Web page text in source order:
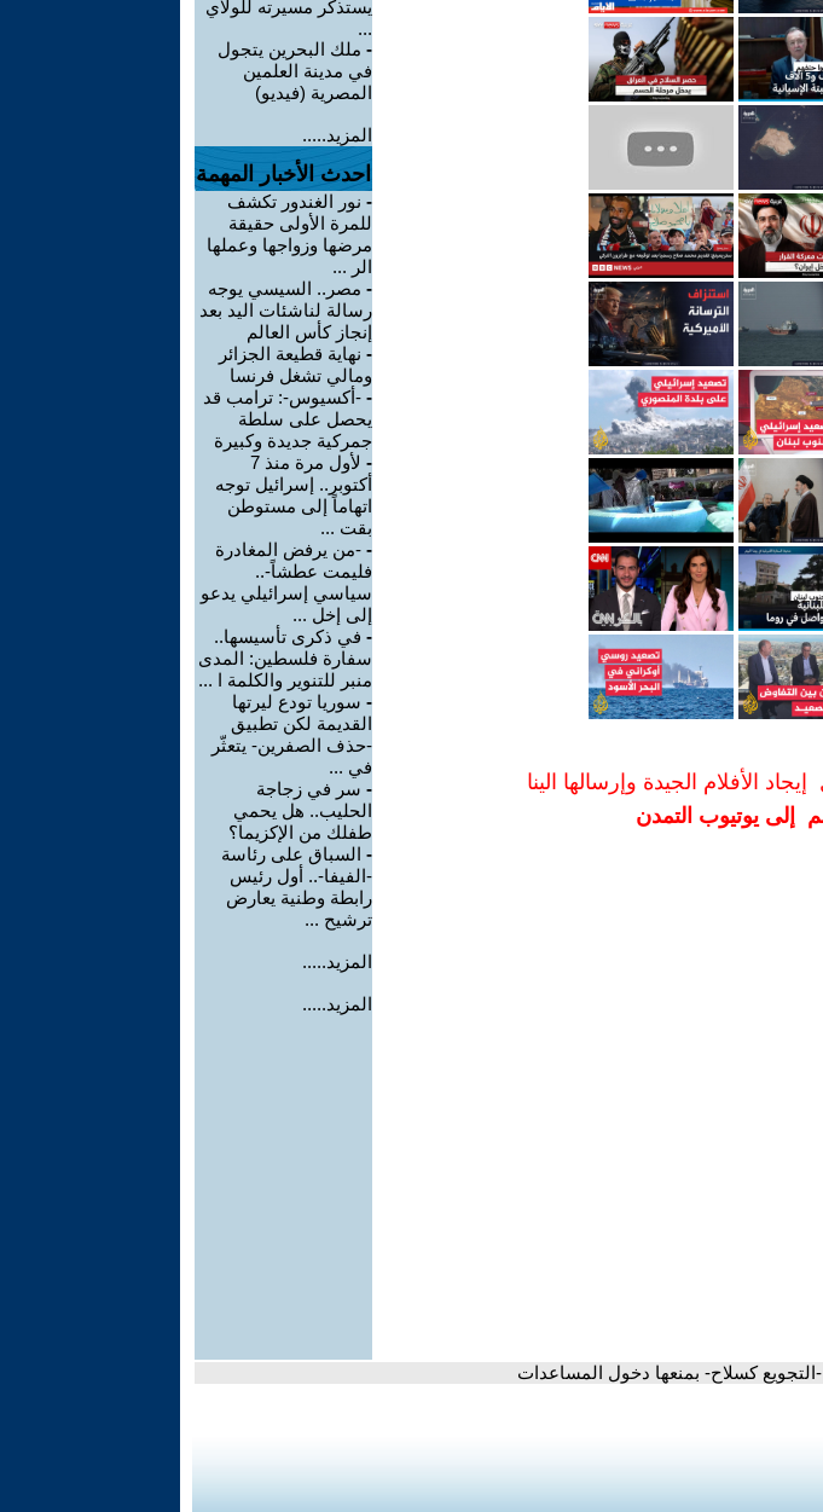
الأفلام الجيدة وإرسالها الينا
إلى يوتيوب التمدن
يستذكر مسيرته للولاي
...
- ملك البحرين يتجول
في مدينة العلمين
المصرية (فيديو)
المزيد.....
احدث الأخبار المهمة
- نور الغندور تكشف
للمرة الأولى حقيقة
مرضها وزواجها وعملها
الر ...
- مصر.. السيسي يوجه
رسالة لناشئات اليد بعد
إنجاز كأس العالم
- نهاية قطيعة الجزائر
ومالي تشغل فرنسا
- -أكسيوس-: ترامب قد
يحصل على سلطة
جمركية جديدة وكبيرة
-
لأول مرة منذ 7
أكتوبر.. إسرائيل توجه
اتهاماً إلى مستوطن
بقت ...
- -من يرفض المغادرة
فليمت عطشاً-..
سياسي إسرائيلي يدعو
إلى إخل ...
- في ذكرى تأسيسها..
سفارة فلسطين: المدى
منبر للتنوير والكلمة ا ...
- سوريا تودع ليرتها
القديمة لكن تطبيق
-حذف الصفرين- يتعثّر
في ...
- سر في زجاجة
الحليب.. هل يحمي
طفلك من الإكزيما؟
- السباق على رئاسة
-الفيفا-.. أول رئيس
رابطة وطنية يعارض
ترشيح ...
المزيد.....
المزيد.....
كسلاح- بمنعها دخول المساعدات